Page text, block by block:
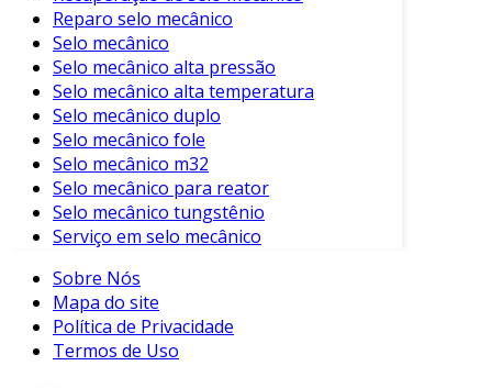
Facilidade de Manutenção
modelos permitem fácil instalação e
remoção, facilitando a manutenção e
reparo de máquinas.
Versatilidade de Aplicação
utilizados em diversas indústrias, desde a
automotiva até a petroquímica.
Aplicações Comuns
Os acoplamentos de eixo são utilizados em
diversas indústrias. As principais aplicações
incluem:
Reparo selo mecânico
Selo mecânico
Selo mecânico alta pressão
Selo mecânico alta temperatura
Selo mecânico duplo
Selo mecânico fole
Selo mecânico m32
Selo mecânico para reator
Selo mecânico tungstênio
Serviço em selo mecânico
Sobre Nós
Mapa do site
Política de Privacidade
Termos de Uso